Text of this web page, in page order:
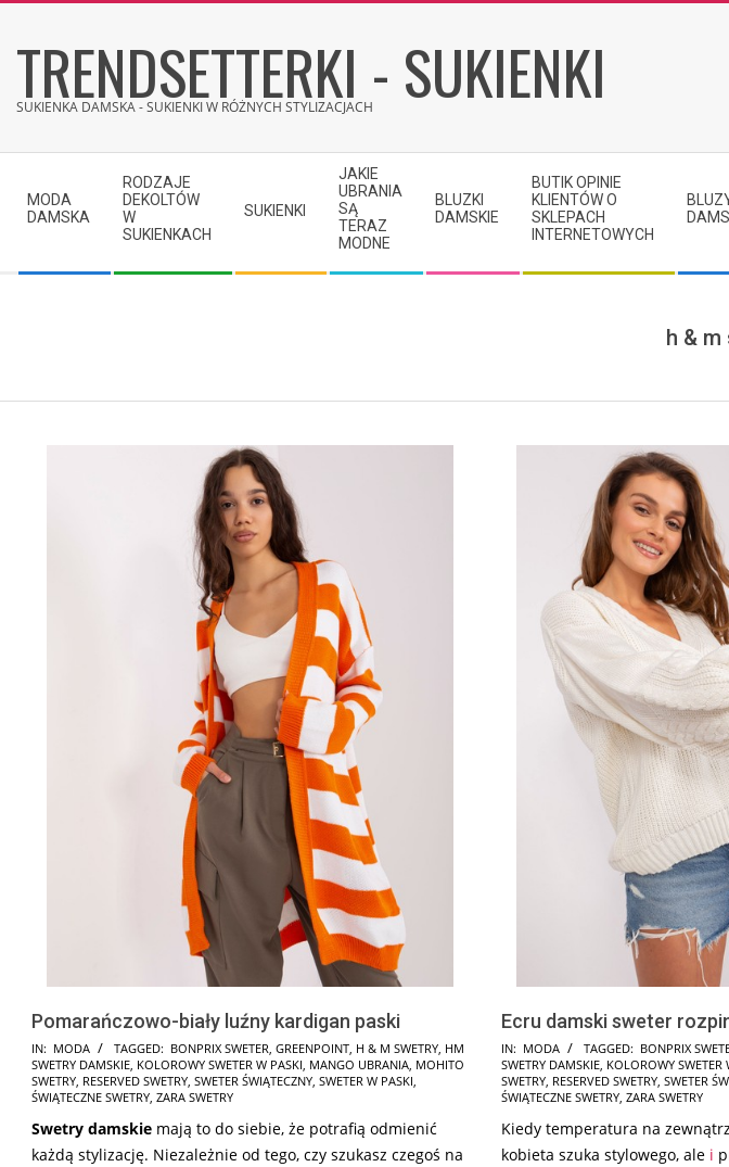
content
TRENDSETTERKI - SUKIENKI
SUKIENKA DAMSKA - SUKIENKI W RÓŻNYCH STYLIZACJACH
Navigation
Menu
MODA
DAMSKA
RODZAJE
DEKOLTÓW
W
SUKIENKACH
SUKIENKI
JAKIE
UBRANIA
SĄ
TERAZ
MODNE
BLUZKI
DAMSKIE
BUTIK OPINIE
KLIENTÓW O
SKLEPACH
INTERNETOWYCH
h &
Pomarańczowo-biały luźny kardigan paski
2025-
11-
20
IN: MODA TAGGED: BONPRIX SWETER, GREENPOINT, H & M SWETRY, HM
SWETRY DAMSKIE, KOLOROWY SWETER W PASKI, MANGO UBRANIA, MOHITO
SWETRY, RESERVED SWETRY, SWETER ŚWIĄTECZNY, SWETER W PASKI,
ŚWIĄTECZNE SWETRY, ZARA SWETRY
Swetry damskie mają to do siebie, że potrafią odmienić
każdą stylizację. Niezależnie od tego, czy szukasz czegoś na
Ecru damski sweter
2025-
11-
20
IN: MODA TAGGED: BONPRIX
SWETRY DAMSKIE, KOLOROWY SWETER
SWETRY, RESERVED SWETRY, SWETER
ŚWIĄTECZNE SWETRY, ZARA SWETRY
Kiedy temperatura na
kobieta szuka stylowego, ale i